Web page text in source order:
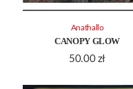
CANOPY GLOW
50.00 zł
Anathallo